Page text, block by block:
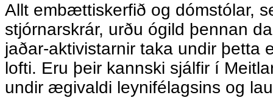
Allt embættiskerfið og dómstólar,
stjórnarskrár, urðu ógild þennan
jaðar-aktivistarnir taka undir þetta
lofti. Eru þeir kannski sjálfir í
undir ægivaldi leynifélagsins og